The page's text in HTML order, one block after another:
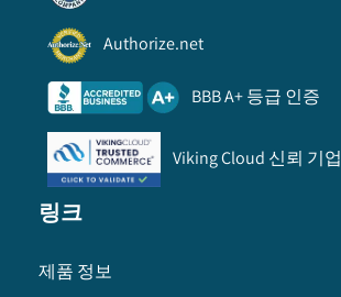
Authorize.net
BBB A+ 등급 인증
Viking Cloud 신뢰 기업
링크
제품 정보